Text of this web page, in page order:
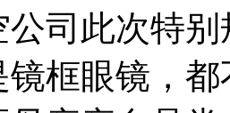
司此次特
镜框眼镜，